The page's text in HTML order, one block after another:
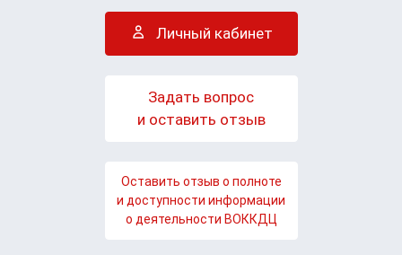
Личный кабинет
Задать вопрос
и оставить отзыв
Оставить отзыв о полноте
и доступности информации
о деятельности ВОККДЦ